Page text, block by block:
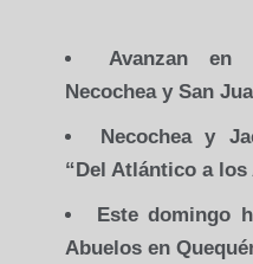
Avanzan en
Necochea y San
Necochea y
“Del Atlántico a los
Este domingo
Abuelos en